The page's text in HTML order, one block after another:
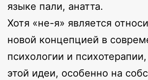
языке пали, анатта.
Хотя «не-я» является
новой концепцией в
психологии и
этой идеи, особенно на